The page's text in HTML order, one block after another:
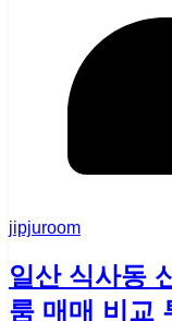
jipjuroom
일산 식사동
룸 매매 비교